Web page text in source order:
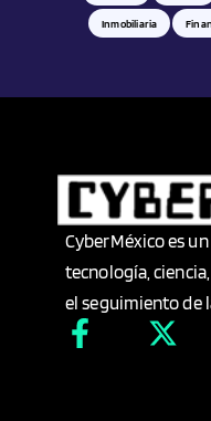
Inmobiliaria
CyberMéxico es
tecnología,
el seguimiento de